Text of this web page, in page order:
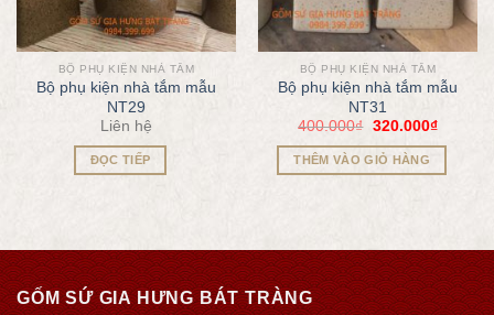
BỘ PHỤ KIỆN NHÀ TẮM
Bộ phụ kiện nhà tắm mẫu
NT29
Liên hệ
ĐỌC TIẾP
BỘ PHỤ KIỆN NHÀ TẮM
Bộ phụ kiện nhà tắm mẫu
NT31
400.000₫ 320.000₫
THÊM VÀO GIỎ HÀNG
GỐM SỨ GIA HƯNG BÁT TRÀNG